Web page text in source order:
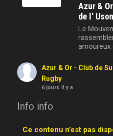
Azur &
de l'
Le
amoureux
Azur & Or - Club de
Rugby
6 jours il y a
Info info
Ce contenu n’est pas